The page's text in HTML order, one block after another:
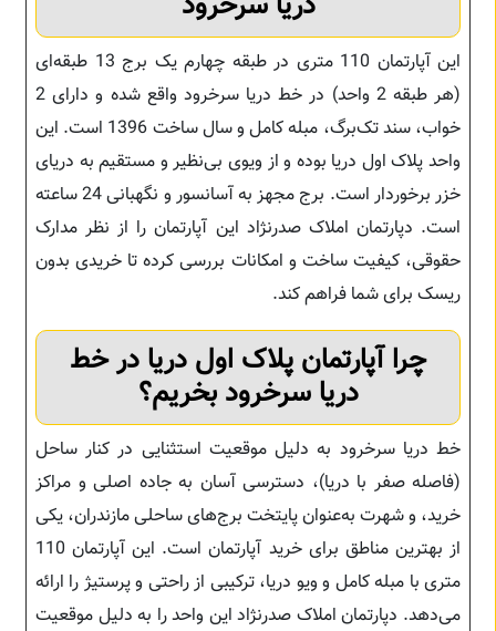
این آپارتمان 110 متری در طبقه چهارم یک برج 13 طبقه‌ای
(هر طبقه 2 واحد) در خط دریا سرخرود واقع شده و دارای 2
خواب، سند تک‌برگ، مبله کامل و سال ساخت 1396 است. این
واحد پلاک اول دریا بوده و از ویوی بی‌نظیر و مستقیم به دریای
خزر برخوردار است. برج مجهز به آسانسور و نگهبانی 24 ساعته
است. دپارتمان املاک صدرنژاد این آپارتمان را از نظر مدارک
حقوقی، کیفیت ساخت و امکانات بررسی کرده تا خریدی بدون
ریسک برای شما فراهم کند.
چرا آپارتمان پلاک اول دریا در خط
دریا سرخرود بخریم؟
خط دریا سرخرود به دلیل موقعیت استثنایی در کنار ساحل
(فاصله صفر با دریا)، دسترسی آسان به جاده اصلی و مراکز
خرید، و شهرت به‌عنوان پایتخت برج‌های ساحلی مازندران، یکی
از بهترین مناطق برای خرید آپارتمان است. این آپارتمان 110
متری با مبله کامل و ویو دریا، ترکیبی از راحتی و پرستیژ را ارائه
می‌دهد. دپارتمان املاک صدرنژاد این واحد را به دلیل موقعیت